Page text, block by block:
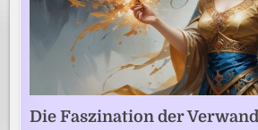
Die Faszination der